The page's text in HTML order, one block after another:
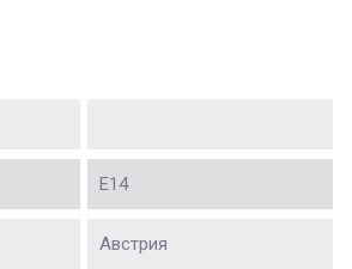
Е14
Австрия